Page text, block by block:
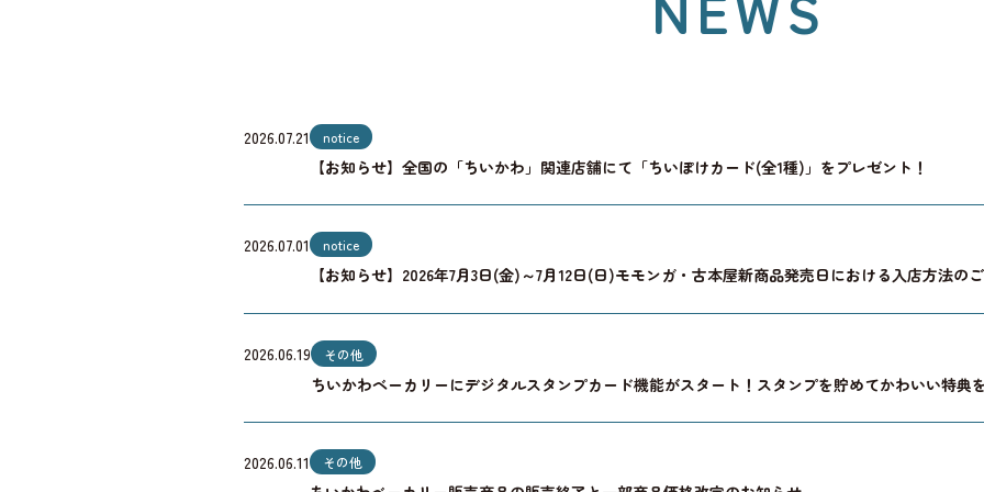
2026.07.21 notice
【お知らせ】全国の「ちいかわ」関連店舗にて「ちいぽけカード(全1種)」をプレゼント！
2026.07.01 notice
【お知らせ】2026年7月3日(金)～7月12日(日)モモンガ・古本屋新商品発売日における入店方法の
2026.06.19 その他
ちいかわベーカリーにデジタルスタンプカード機能がスタート！スタンプを貯めてかわいい特典
2026.06.11 その他